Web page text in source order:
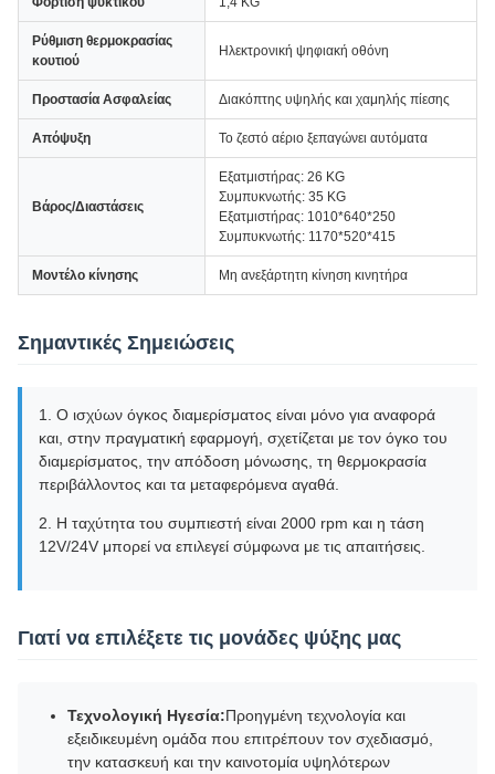
Ρύθμιση θερμοκρασίας
κουτιού
Ηλεκτρονική ψηφιακή οθόνη
Προστασία Ασφαλείας Διακόπτης υψηλής και χαμηλής πίεσης
Απόψυξη Το ζεστό αέριο ξεπαγώνει αυτόματα
Βάρος/Διαστάσεις
Εξατμιστήρας: 26 KG
Συμπυκνωτής: 35 KG
Εξατμιστήρας: 1010*640*250
Συμπυκνωτής: 1170*520*415
Μοντέλο κίνησης Μη ανεξάρτητη κίνηση κινητήρα
Σημαντικές Σημειώσεις
1. Ο ισχύων όγκος διαμερίσματος είναι μόνο για αναφορά
και, στην πραγματική εφαρμογή, σχετίζεται με τον όγκο του
διαμερίσματος, την απόδοση μόνωσης, τη θερμοκρασία
περιβάλλοντος και τα μεταφερόμενα αγαθά.
2. Η ταχύτητα του συμπιεστή είναι 2000 rpm και η τάση
12V/24V μπορεί να επιλεγεί σύμφωνα με τις απαιτήσεις.
Γιατί να επιλέξετε τις μονάδες ψύξης μας
Τεχνολογική Ηγεσία:Προηγμένη τεχνολογία και
εξειδικευμένη ομάδα που επιτρέπουν τον σχεδιασμό,
την κατασκευή και την καινοτομία υψηλότερων